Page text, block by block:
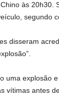
às 20h30.
segundo
disseram
uma explosão
vítimas antes